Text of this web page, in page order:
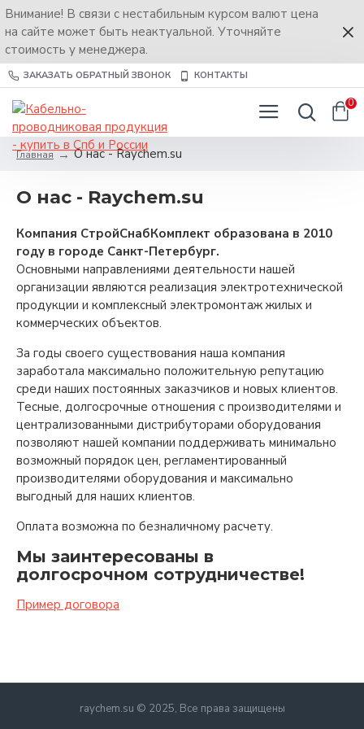
Внимание! В связи с нестабильным курсом валют цена
на сайте может быть неактуальной. Уточняйте
стоимость у менеджера.
ЗАКАЗАТЬ ОБРАТНЫЙ ЗВОНОК КОНТАКТЫ
0
Главная О нас - Raychem.su
О нас - Raychem.su
Компания СтройСнабКомплект образована в 2010
году в городе Санкт-Петербург.
Основными направлениями деятельности нашей
организации являются реализация электротехнической
продукции и комплексный электромонтаж жилых и
коммерческих объектов.
За годы своего существования наша компания
заработала максимально положительную репутацию
среди наших постоянных заказчиков и новых клиентов.
Тесные, долгосрочные отношения с производителями и
централизованными дистрибуторами оборудования
позволяют нашей компании поддерживать минимально
возможный порядок цен, регламентированный
производителями оборудования и максимально
выгодный для наших клиентов.
Оплата возможна по безналичному расчету.
Мы заинтересованы в
долгосрочном сотрудничестве!
Пример договора
raychem.su © 2025, Все права защищены